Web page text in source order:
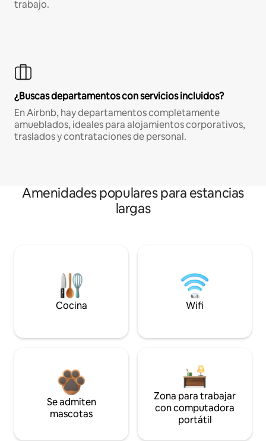
trabajo.
¿Buscas departamentos con servicios incluidos?
En Airbnb, hay departamentos completamente
amueblados, ideales para alojamientos corporativos,
traslados y contrataciones de personal.
Amenidades populares para estancias
largas
Cocina Wifi
Se admiten
mascotas
Zona para trabajar
con computadora
portátil